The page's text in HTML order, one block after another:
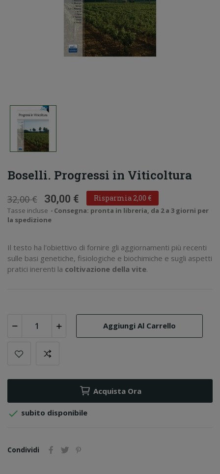
Boselli. Progressi in Viticoltura
32,00 € 30,00 € Risparmia 2,00 €
Tasse incluse
Consegna: pronta in libreria, da 2 a 3 giorni per
la spedizione
Il testo ha l'obiettivo di fornire gli aggiornamenti più recenti
sulle basi genetiche, fisiologiche e biochimiche e sugli aspetti
pratici inerenti la coltivazione della vite.
Aggiungi Al Carrello
Acquista Ora
 subito disponibile
Condividi